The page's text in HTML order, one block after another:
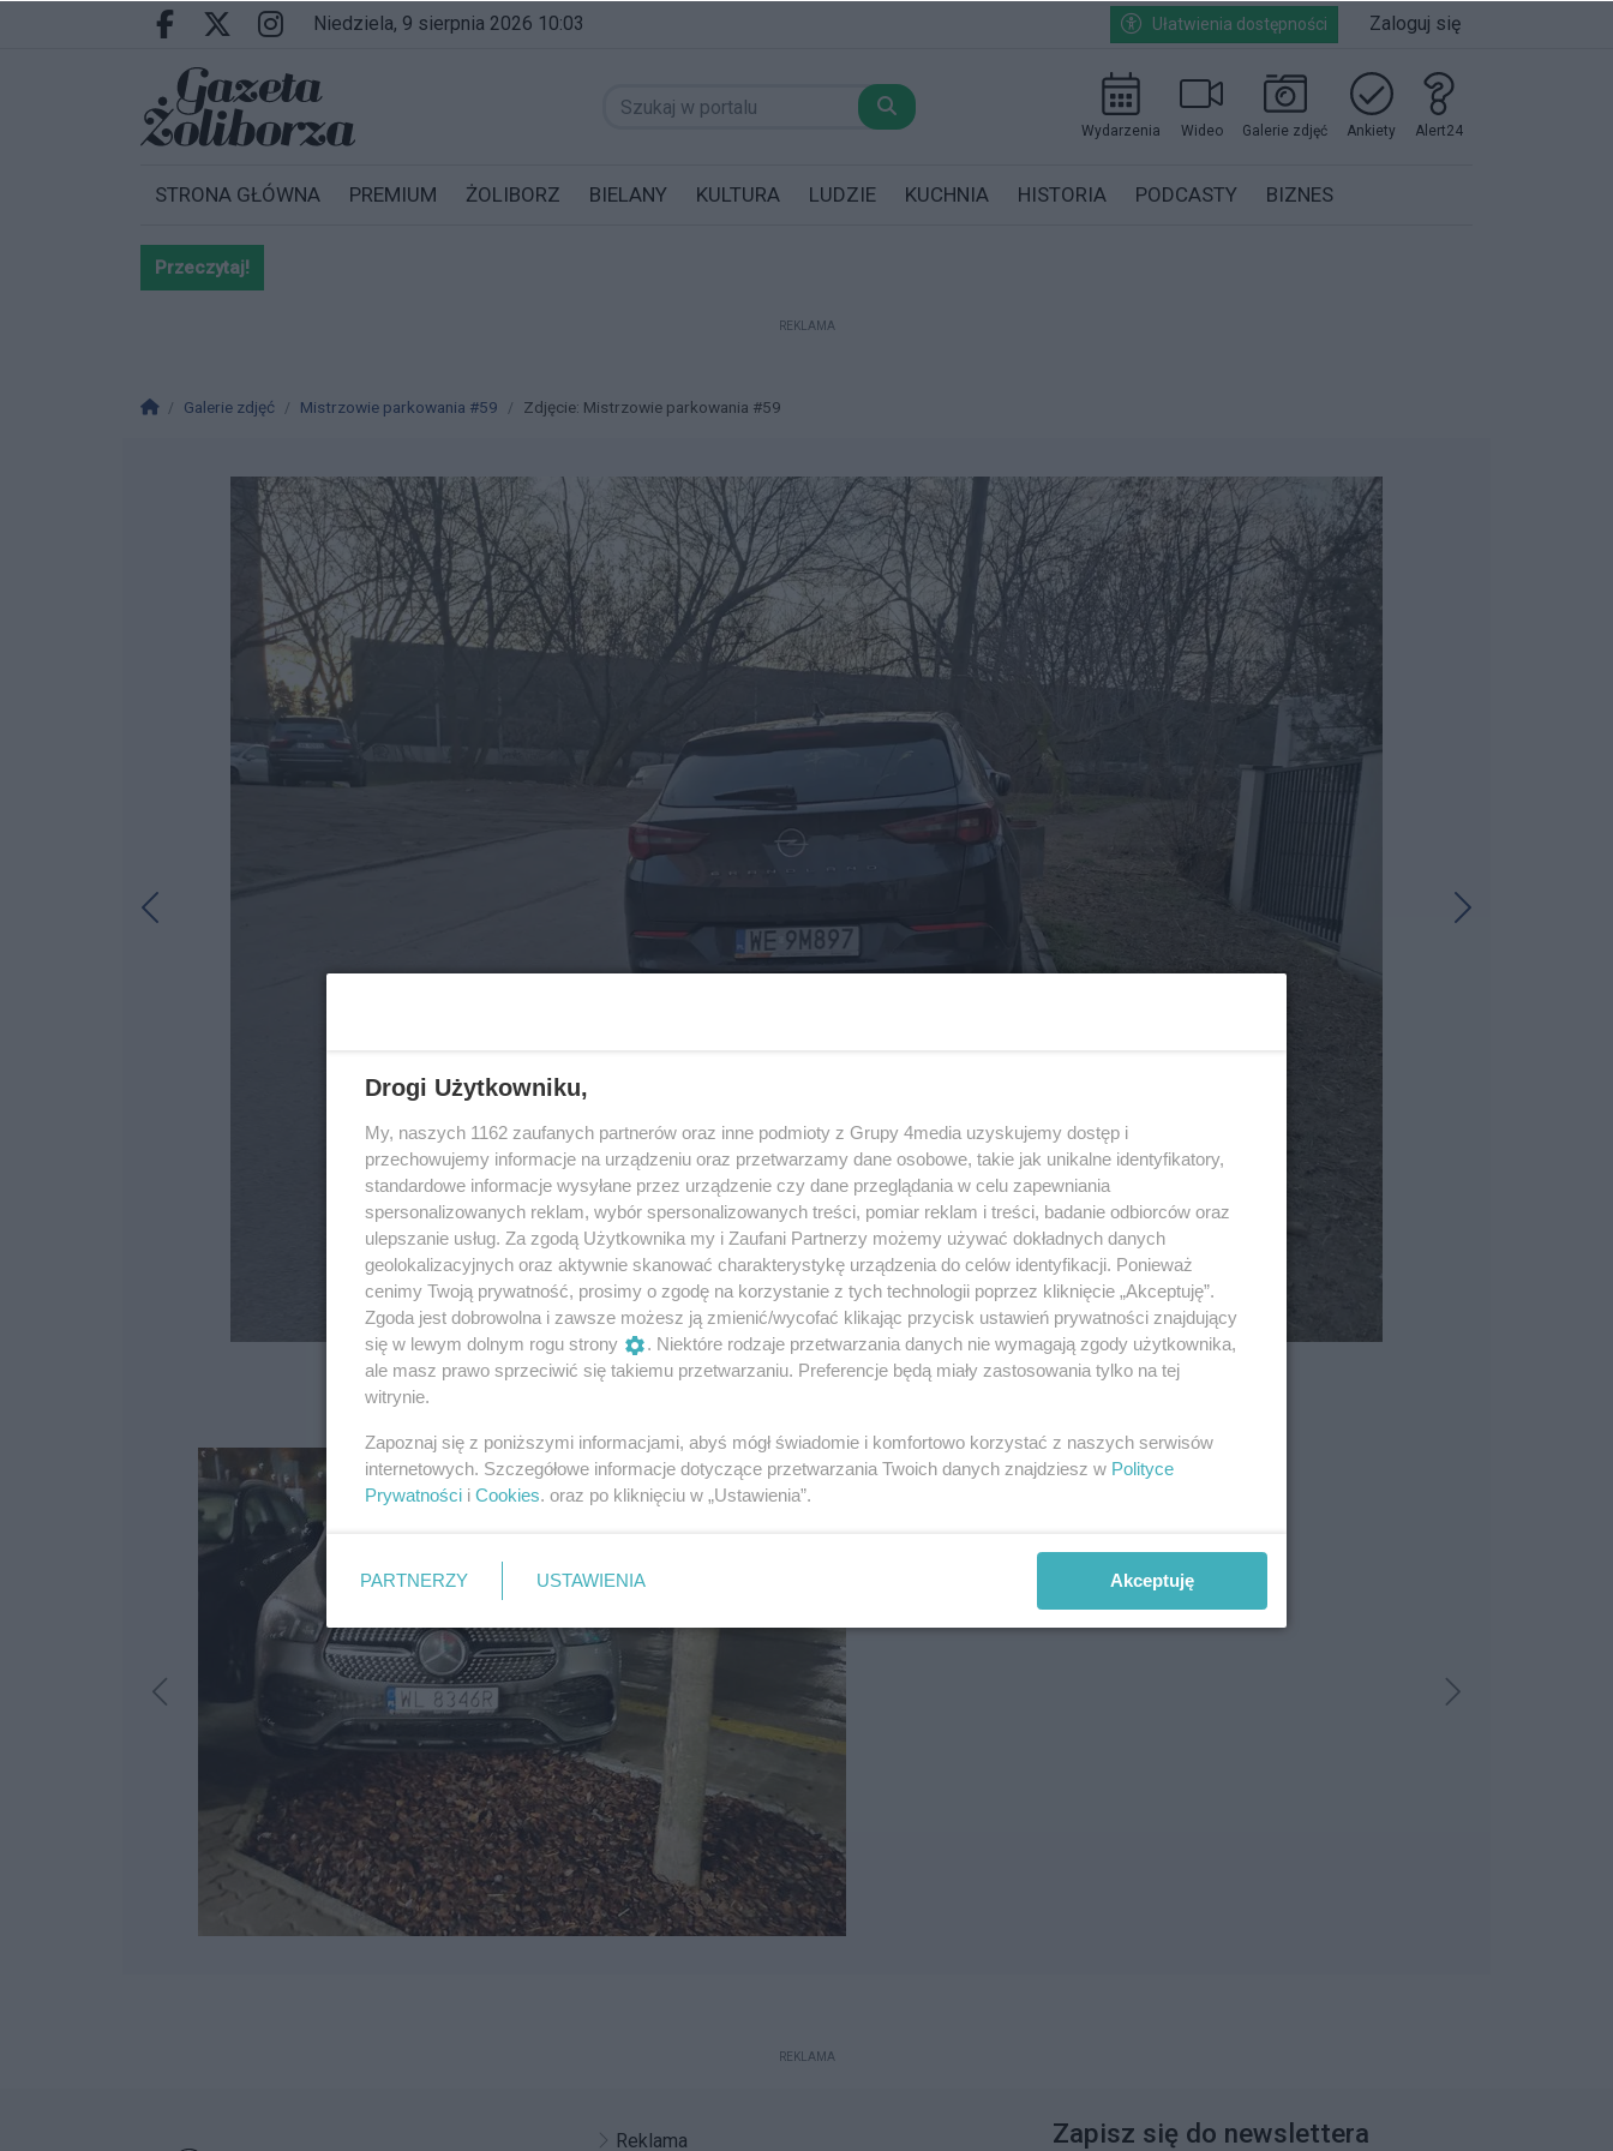
Przejdź do głównych treści
Przejdź do wyszukiwarki
Przejdź do głównego menu
Facebook.com
X.comInstagram.com
niedziela, 9 sierpnia 2026 10:03 Ułatwienia dostępności Zaloguj się
Wydarzenia Wideo Galerie zdjęć Ankiety Alert24
STRONA GŁÓWNA PREMIUM ŻOLIBORZ BIELANY KULTURA LUDZIE KUCHNIA HISTORIA PODCASTY BIZNES
Przeczytaj!
REKLAMA
Strona główna
Galerie zdjęć Mistrzowie parkowania #59 Zdjęcie: Mistrzowie parkowania #59
8 / 33
REKLAMA
Reklama Zapisz się do newslettera
Drogi Użytkowniku,
My, naszych 1162 zaufanych partnerów oraz inne podmioty z Grupy 4media uzyskujemy dostęp i
przechowujemy informacje na urządzeniu oraz przetwarzamy dane osobowe, takie jak unikalne identyfikatory,
standardowe informacje wysyłane przez urządzenie czy dane przeglądania w celu zapewniania
spersonalizowanych reklam, wybór spersonalizowanych treści, pomiar reklam i treści, badanie odbiorców oraz
ulepszanie usług. Za zgodą Użytkownika my i Zaufani Partnerzy możemy używać dokładnych danych
geolokalizacyjnych oraz aktywnie skanować charakterystykę urządzenia do celów identyfikacji. Ponieważ
cenimy Twoją prywatność, prosimy o zgodę na korzystanie z tych technologii poprzez kliknięcie „Akceptuję”.
Zgoda jest dobrowolna i zawsze możesz ją zmienić/wycofać klikając przycisk ustawień prywatności znajdujący
się w lewym dolnym rogu strony
. Niektóre rodzaje przetwarzania danych nie wymagają zgody użytkownika,
ale masz prawo sprzeciwić się takiemu przetwarzaniu. Preferencje będą miały zastosowania tylko na tej
witrynie.
Zapoznaj się z poniższymi informacjami, abyś mógł świadomie i komfortowo korzystać z naszych serwisów
internetowych. Szczegółowe informacje dotyczące przetwarzania Twoich danych znajdziesz w Polityce
Prywatności i Cookies. oraz po kliknięciu w „Ustawienia”.
PARTNERZY USTAWIENIA Akceptuję